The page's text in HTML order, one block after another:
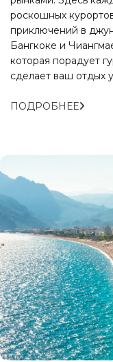
роскошных
приключений в
Бангкоке и
которая порадует
сделает ваш отдых
ПОДРОБНЕЕ